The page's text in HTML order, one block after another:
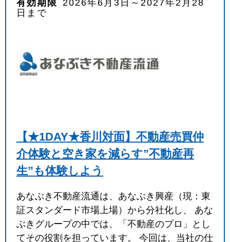
実施日数
検索
閉じる
有効期限 2026年6月3日～2027年2月28
日まで
【★1DAY★香川対面】不動産売買仲
介体験と空き家を減らす”不動産再
生”も体験しよう
あなぶき不動産流通は、あなぶき興産（現：東
証スタンダード市場上場）から分社化し、 あな
ぶきグループの中では、「不動産のプロ」とし
てその役割を担っています。 今回は、当社の仕